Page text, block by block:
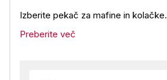
Izberite pekač za mafine in kolačke.
Preberite več